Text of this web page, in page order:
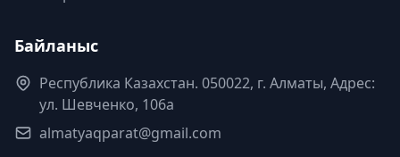
Байланыс
Республика Казахстан. 050022, г. Алматы, Адрес:
ул. Шевченко, 106а
almatyaqparat@gmail.com